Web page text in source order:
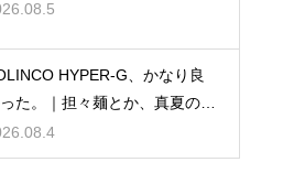
HYPER-G、かなり良
た。｜担々麺とか、真夏のテ
とか。